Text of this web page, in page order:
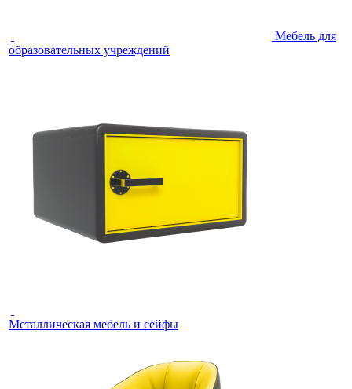
Мебель для
образовательных учреждений
Металлическая мебель и сейфы